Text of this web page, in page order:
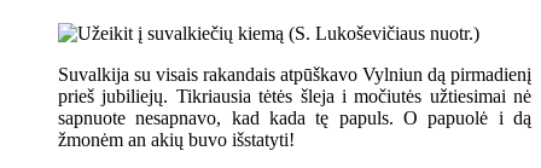
Suvalkija su visais rakandais atpūškavo Vylniun dą pirmadienį
prieš jubiliejų. Tikriausia tėtės šleja i močiutės užtiesimai nė
sapnuote nesapnavo, kad kada tę papuls. O papuolė i dą
žmonėm an akių buvo išstatyti!